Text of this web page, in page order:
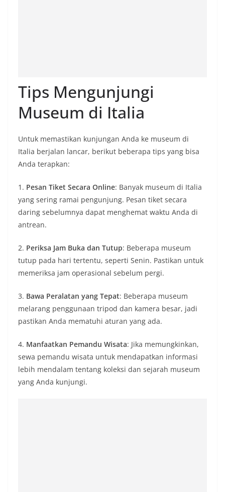
Tips Mengunjungi
Museum di Italia
Untuk memastikan kunjungan Anda ke museum di
Italia berjalan lancar, berikut beberapa tips yang bisa
Anda terapkan:
1. Pesan Tiket Secara Online: Banyak museum di Italia
yang sering ramai pengunjung. Pesan tiket secara
daring sebelumnya dapat menghemat waktu Anda di
antrean.
2. Periksa Jam Buka dan Tutup: Beberapa museum
tutup pada hari tertentu, seperti Senin. Pastikan untuk
memeriksa jam operasional sebelum pergi.
3. Bawa Peralatan yang Tepat: Beberapa museum
melarang penggunaan tripod dan kamera besar, jadi
pastikan Anda mematuhi aturan yang ada.
4. Manfaatkan Pemandu Wisata: Jika memungkinkan,
sewa pemandu wisata untuk mendapatkan informasi
lebih mendalam tentang koleksi dan sejarah museum
yang Anda kunjungi.